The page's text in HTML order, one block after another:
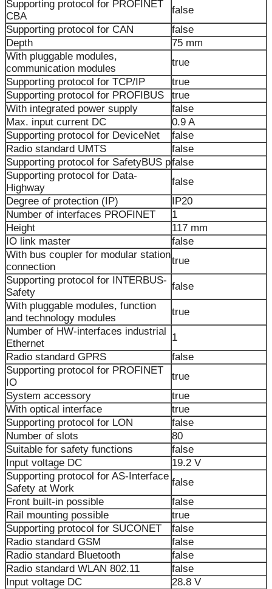
Supporting protocol for PROFINET
CBA
false
Supporting protocol for CAN
false
Depth
75 mm
With pluggable modules,
communication modules
true
Supporting protocol for TCP/IP
true
Supporting protocol for PROFIBUS
true
With integrated power supply
false
Max. input current DC
0.9 A
Supporting protocol for DeviceNet
false
Radio standard UMTS
false
Supporting protocol for SafetyBUS pfalse
Supporting protocol for Data-
Highway
false
Degree of protection (IP)
IP20
Number of interfaces PROFINET
1
Height
117 mm
IO link master
false
With bus coupler for modular station
connection
true
Supporting protocol for INTERBUS-
Safety
false
With pluggable modules, function
and technology modules
true
Number of HW-interfaces industrial
Ethernet
1
Radio standard GPRS
false
Supporting protocol for PROFINET
IO
true
System accessory
true
With optical interface
true
Supporting protocol for LON
false
Number of slots
80
Suitable for safety functions
false
Input voltage DC
19.2 V
Supporting protocol for AS-Interface
Safety at Work
false
Front built-in possible
false
Rail mounting possible
true
Supporting protocol for SUCONET
false
Radio standard GSM
false
Radio standard Bluetooth
false
Radio standard WLAN 802.11
false
Input voltage DC
28.8 V